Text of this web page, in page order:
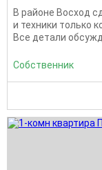
В районе Восход
и техники только
Все детали
Собственник